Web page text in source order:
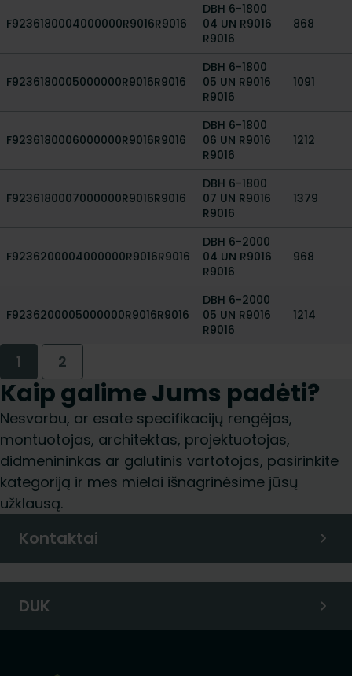
F9236180004000000R9016R9016
DBH 6-1800
04 UN R9016
R9016
868
F9236180005000000R9016R9016
DBH 6-1800
05 UN R9016
R9016
1091
F9236180006000000R9016R9016
DBH 6-1800
06 UN R9016
R9016
1212
F9236180007000000R9016R9016
DBH 6-1800
07 UN R9016
R9016
1379
F9236200004000000R9016R9016
DBH 6-2000
04 UN R9016
R9016
968
F9236200005000000R9016R9016
DBH 6-2000
05 UN R9016
R9016
1214
1 2
Kaip galime Jums padėti?
Nesvarbu, ar esate specifikacijų rengėjas,
montuotojas, architektas, projektuotojas,
didmenininkas ar galutinis vartotojas, pasirinkite
kategoriją ir mes mielai išnagrinėsime jūsų
užklausą.
Kontaktai
DUK